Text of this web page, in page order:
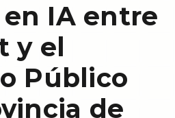
IA entre
y el
Público
de